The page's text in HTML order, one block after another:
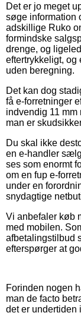
Det er jo meget
søge information
adskillige Ruko
formindske
drenge, og
eftertrykkeligt, og
uden beregning.
Det kan dog
få e-forretninger
indvendig 11
man er
Du skal ikke
en e-handler
ses som enormt
om en fup e-
under en
snydagtige
Vi anbefaler køb
med mobilen.
afbetalingstilbud
efterspørger at
Forinden nogen
man de facto
det er